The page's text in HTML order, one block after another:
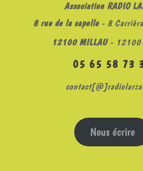
Association RADIO
8 rue de la capelle- 8
12100 MILLAU- 12100
05 65 58 73
Nous écrire